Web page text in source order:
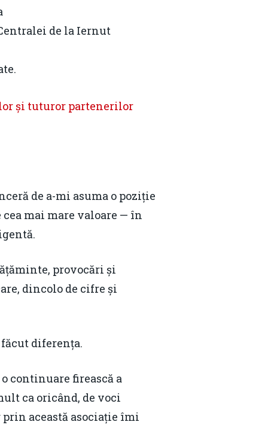
de la Iernut
și tuturor partenerilor
de a-mi asuma o poziție
mai mare valoare — în
provocări și
dincolo de cifre și
diferența.
continuare firească a
ca oricând, de voci
această asociație îmi
Contact